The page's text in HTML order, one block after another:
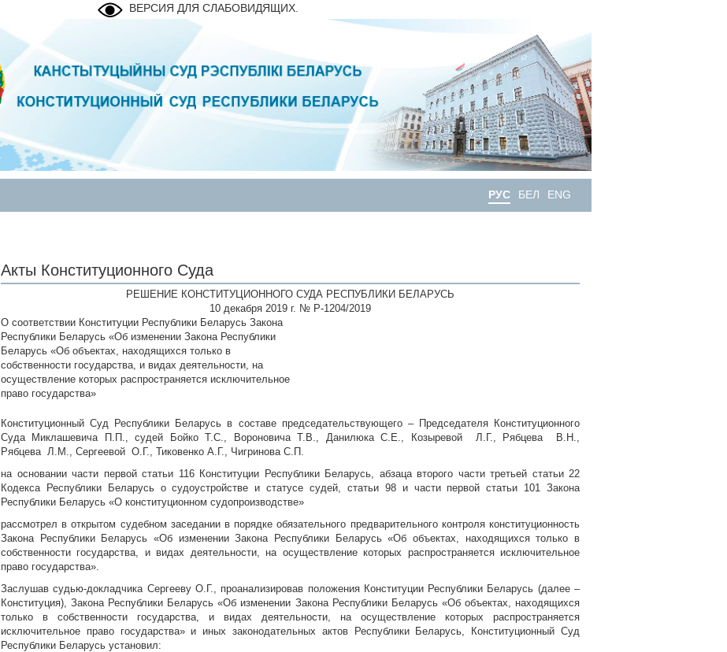
ВЕРСИЯ ДЛЯ СЛАБОВИДЯЩИХ.
РУС БЕЛ ENG
Акты Конституционного Суда
РЕШЕНИЕ КОНСТИТУЦИОННОГО СУДА РЕСПУБЛИКИ БЕЛАРУСЬ
10 декабря 2019 г. № Р-1204/2019
О соответствии Конституции Республики Беларусь Закона
Республики Беларусь «Об изменении Закона Республики
Беларусь «Об объектах, находящихся только в
собственности государства, и видах деятельности, на
осуществление которых распространяется исключительное
право государства»
Конституционный Суд Республики Беларусь в составе председательствующего – Председателя Конституционного
Суда Миклашевича П.П., судей Бойко Т.С., Вороновича Т.В., Данилюка С.Е., Козыревой Л.Г., Рябцева В.Н.,
Рябцева Л.М., Сергеевой О.Г., Тиковенко А.Г., Чигринова С.П.
на основании части первой статьи 116 Конституции Республики Беларусь, абзаца второго части третьей статьи 22
Кодекса Республики Беларусь о судоустройстве и статусе судей, статьи 98 и части первой статьи 101 Закона
Республики Беларусь «О конституционном судопроизводстве»
рассмотрел в открытом судебном заседании в порядке обязательного предварительного контроля конституционность
Закона Республики Беларусь «Об изменении Закона Республики Беларусь «Об объектах, находящихся только в
собственности государства, и видах деятельности, на осуществление которых распространяется исключительное
право государства».
Заслушав судью-докладчика Сергееву О.Г., проанализировав положения Конституции Республики Беларусь (далее –
Конституция), Закона Республики Беларусь «Об изменении Закона Республики Беларусь «Об объектах, находящихся
только в собственности государства, и видах деятельности, на осуществление которых распространяется
исключительное право государства» и иных законодательных актов Республики Беларусь, Конституционный Суд
Республики Беларусь установил: